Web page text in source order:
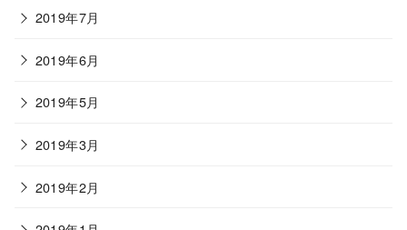
2019年7月
2019年6月
2019年5月
2019年3月
2019年2月